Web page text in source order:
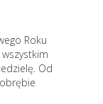
Roku
Od